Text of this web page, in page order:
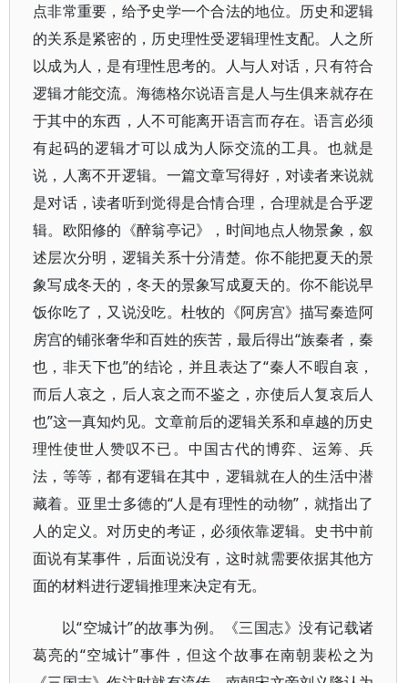
点非常重要，给予史学一个合法的地位。历史和逻辑
的关系是紧密的，历史理性受逻辑理性支配。人之所
以成为人，是有理性思考的。人与人对话，只有符合
逻辑才能交流。海德格尔说语言是人与生俱来就存在
于其中的东西，人不可能离开语言而存在。语言必须
有起码的逻辑才可以成为人际交流的工具。也就是
说，人离不开逻辑。一篇文章写得好，对读者来说就
是对话，读者听到觉得是合情合理，合理就是合乎逻
辑。欧阳修的《醉翁亭记》，时间地点人物景象，叙
述层次分明，逻辑关系十分清楚。你不能把夏天的景
象写成冬天的，冬天的景象写成夏天的。你不能说早
饭你吃了，又说没吃。杜牧的《阿房宫》描写秦造阿
房宫的铺张奢华和百姓的疾苦，最后得出“族秦者，秦
也，非天下也”的结论，并且表达了“秦人不暇自哀，
而后人哀之，后人哀之而不鉴之，亦使后人复哀后人
也”这一真知灼见。文章前后的逻辑关系和卓越的历史
理性使世人赞叹不已。中国古代的博弈、运筹、兵
法，等等，都有逻辑在其中，逻辑就在人的生活中潜
藏着。亚里士多德的“人是有理性的动物”，就指出了
人的定义。对历史的考证，必须依靠逻辑。史书中前
面说有某事件，后面说没有，这时就需要依据其他方
面的材料进行逻辑推理来决定有无。
以“空城计”的故事为例。《三国志》没有记载诸
葛亮的“空城计”事件，但这个故事在南朝裴松之为